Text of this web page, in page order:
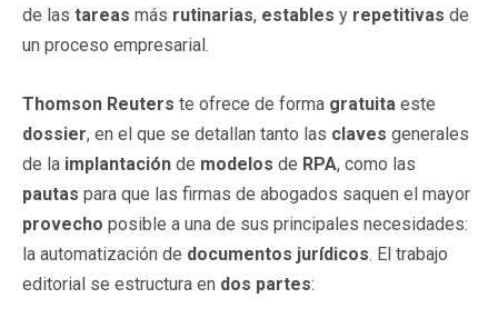
de las tareas más rutinarias, estables y repetitivas de
un proceso empresarial.
Thomson Reuters te ofrece de forma gratuita este
dossier, en el que se detallan tanto las claves generales
de la implantación de modelos de RPA, como las
pautas para que las firmas de abogados saquen el mayor
provecho posible a una de sus principales necesidades:
la automatización de documentos jurídicos. El trabajo
editorial se estructura en dos partes: